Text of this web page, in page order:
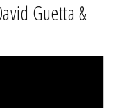
Guetta &